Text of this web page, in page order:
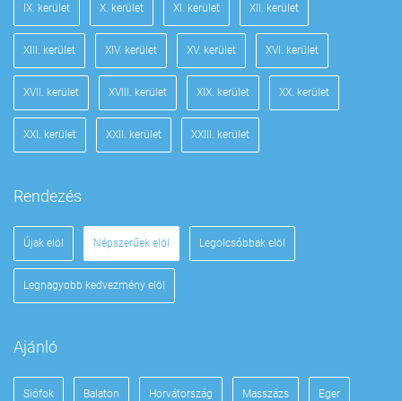
IX. kerület X. kerület XI. kerület XII. kerület
XIII. kerület XIV. kerület XV. kerület XVI. kerület
XVII. kerület XVIII. kerület XIX. kerület XX. kerület
XXI. kerület XXII. kerület XXIII. kerület
Rendezés
Újak elöl Népszerűek elöl Legolcsóbbak elöl
Legnagyobb kedvezmény elöl
Ajánló
Siófok Balaton Horvátország Masszázs Eger